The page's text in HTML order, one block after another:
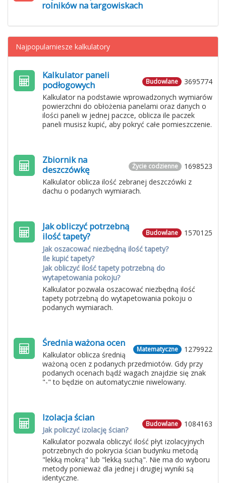
rolników na targowiskach
Najpopularniesze kalkulatory
3695774
Budowlane
Kalkulator paneli
podłogowych
Kalkulator na podstawie wprowadzonych wymiarów
powierzchni do obłożenia panelami oraz danych o
ilości paneli w jednej paczce, oblicza ile paczek
paneli musisz kupić, aby pokryć całe pomieszczenie.
1698523
Życie codzienne
Zbiornik na
deszczówkę
Kalkulator oblicza ilość zebranej deszczówki z
dachu o podanych wymiarach.
1570125
Budowlane
Jak obliczyć potrzebną
ilość tapety?
Jak oszacować niezbędną ilość tapety?
Ile kupić tapety?
Jak obliczyć ilość tapety potrzebną do
wytapetowania pokoju?
Kalkulator pozwala oszacować niezbędną ilość
tapety potrzebną do wytapetowania pokoju o
podanych wymiarach.
1279922
Matematyczne
Średnia ważona ocen
Kalkulator oblicza średnią
ważoną ocen z podanych przedmiotów. Gdy przy
podanych ocenach bądź wagach znajdzie się znak
"-" to będzie on automatycznie niwelowany.
1084163
Budowlane
Izolacja ścian
Jak policzyć izolację ścian?
Kalkulator pozwala obliczyć ilość płyt izolacyjnych
potrzebnych do pokrycia ścian budynku metodą
"lekką mokrą" lub "lekką suchą". Nie ma do wyboru
metody ponieważ dla jednej i drugiej wyniki są
identyczne.